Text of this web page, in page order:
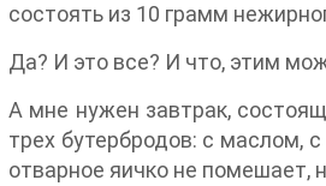
состоять из 10 грамм
Да? И это все? И что, этим
А мне нужен завтрак,
трех бутербродов: с маслом,
отварное яичко не помешает,